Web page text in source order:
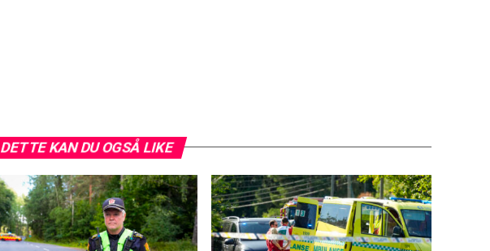
DETTE KAN DU OGSÅ LIKE